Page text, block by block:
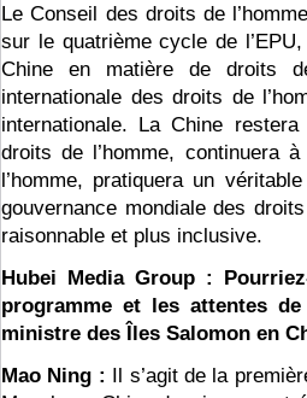
Le Conseil des droits de
sur le quatrième cycle de
Chine en matière de droits
internationale des droits de
internationale. La Chine
droits de l’homme, continuera
l’homme, pratiquera un
gouvernance mondiale des
raisonnable et plus inclusive.
Hubei Media Group :
programme et les attentes
ministre des Îles Salomon en
Mao Ning : Il s’agit de la